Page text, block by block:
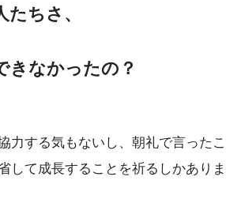
ちさ、
きなかったの？
力する気もないし、朝礼で言ったこ
して成長することを祈るしかありま